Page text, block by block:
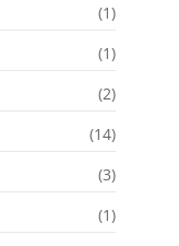
(1)
(1)
(2)
(14)
(3)
(1)